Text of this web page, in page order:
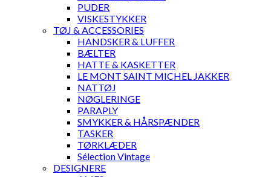
PUDER
VISKESTYKKER
TØJ & ACCESSORIES
HANDSKER & LUFFER
BÆLTER
HATTE & KASKETTER
LE MONT SAINT MICHEL JAKKER
NATTØJ
NØGLERINGE
PARAPLY
SMYKKER & HÅRSPÆNDER
TASKER
TØRKLÆDER
Sélection Vintage
DESIGNERE